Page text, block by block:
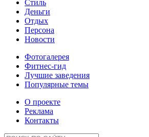
Стиль
Деньги
Отдых
Персона
Новости
Фотогалерея
Фитнес-гид
Лучшие заведения
Популярные темы
О проекте
Реклама
Контакты